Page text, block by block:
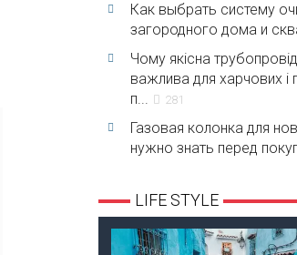
Как выбрать систему
загородного дома и
Чому якісна
важлива для харчових і
п...
281
Газовая колонка для
нужно знать перед
LIFE STYLE